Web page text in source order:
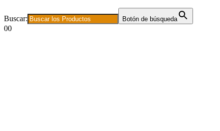
Buscar: Botón de búsqueda
00